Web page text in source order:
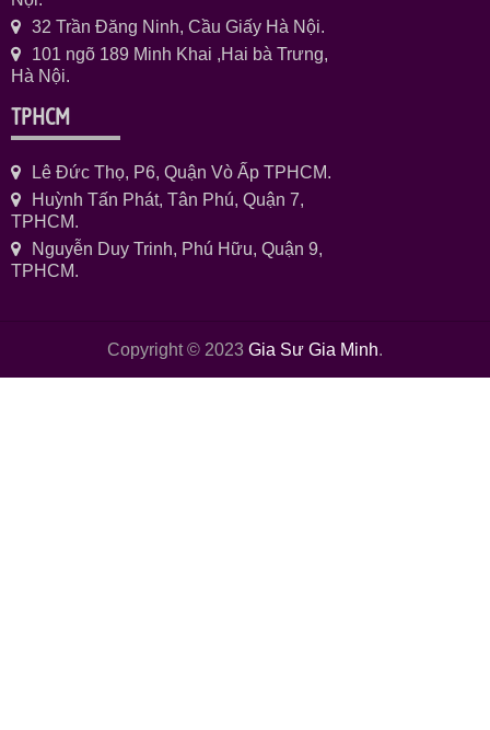
32 Trần Đăng Ninh, Cầu Giấy Hà Nội.
101 ngõ 189 Minh Khai ,Hai bà Trưng,
Hà Nội.
TPHCM
Lê Đức Thọ, P6, Quận Vò Ấp TPHCM.
Huỳnh Tấn Phát, Tân Phú, Quận 7,
TPHCM.
Nguyễn Duy Trinh, Phú Hữu, Quận 9,
TPHCM.
Copyright © 2023 Gia Sư Gia Minh.